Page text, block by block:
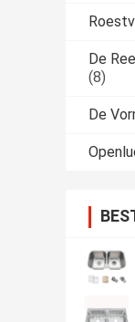
De
(8)
De